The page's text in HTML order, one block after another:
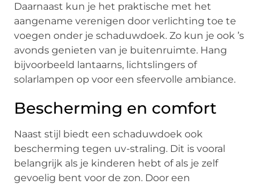
Daarnaast kun je het praktische met het
aangename verenigen door verlichting toe te
voegen onder je schaduwdoek. Zo kun je ook ’s
avonds genieten van je buitenruimte. Hang
bijvoorbeeld lantaarns, lichtslingers of
solarlampen op voor een sfeervolle ambiance.
Bescherming en comfort
Naast stijl biedt een schaduwdoek ook
bescherming tegen uv-straling. Dit is vooral
belangrijk als je kinderen hebt of als je zelf
gevoelig bent voor de zon. Door een